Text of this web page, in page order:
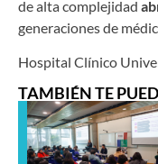
de alta complejidad
generaciones de
Hospital Clínico
TAMBIÉN TE